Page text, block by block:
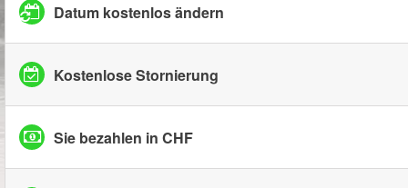
Datum kostenlos ändern
Kostenlose Stornierung
Sie bezahlen in CHF